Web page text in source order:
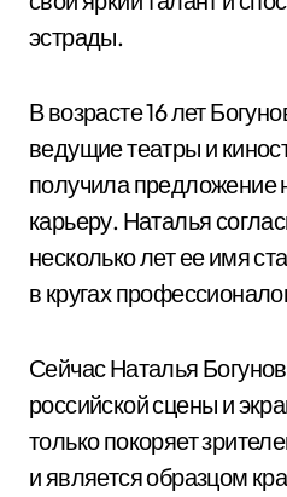
эстрады.
В возрасте 16 лет
ведущие театры и
получила предложение
карьеру. Наталья
несколько лет ее имя
в кругах
Сейчас Наталья
российской сцены и
только покоряет
и является образцом